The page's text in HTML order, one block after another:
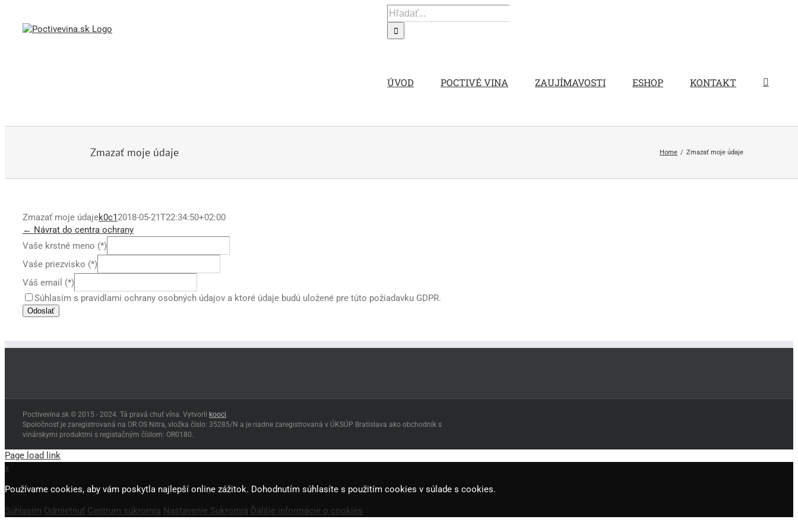
content
Hľadať:
ÚVOD POCTIVÉ VINA ZAUJÍMAVOSTI ESHOP KONTAKT
Zmazať moje údaje Home Zmazať moje údaje
Zmazať moje údajek0c12018-05-21T22:34:50+02:00
← Návrat do centra ochrany
Vaše krstné meno (*)
Vaše priezvisko (*)
Váš email (*)
Súhlasím s pravidlami ochrany osobných údajov a ktoré údaje budú uložené pre túto požiadavku GDPR.
Poctivevina.sk © 2015 - 2024. Tá pravá chuť vína. Vytvoril kooci.
Spoločnosť je zaregistrovaná na OR OS Nitra, vložka číslo: 35285/N a je riadne zaregistrovaná v ÚKSÚP Bratislava ako obchodník s
vinárskymi produktmi s registačným číslom: OR0180.
Page load link
x
Používame cookies, aby vám poskytla najlepší online zážitok. Dohodnutím súhlasíte s použitím cookies v súlade s cookies.
Súhlasím Odmietnuť Centrum súkromia Nastavenie Sukromia Ďalšie informácie o cookies